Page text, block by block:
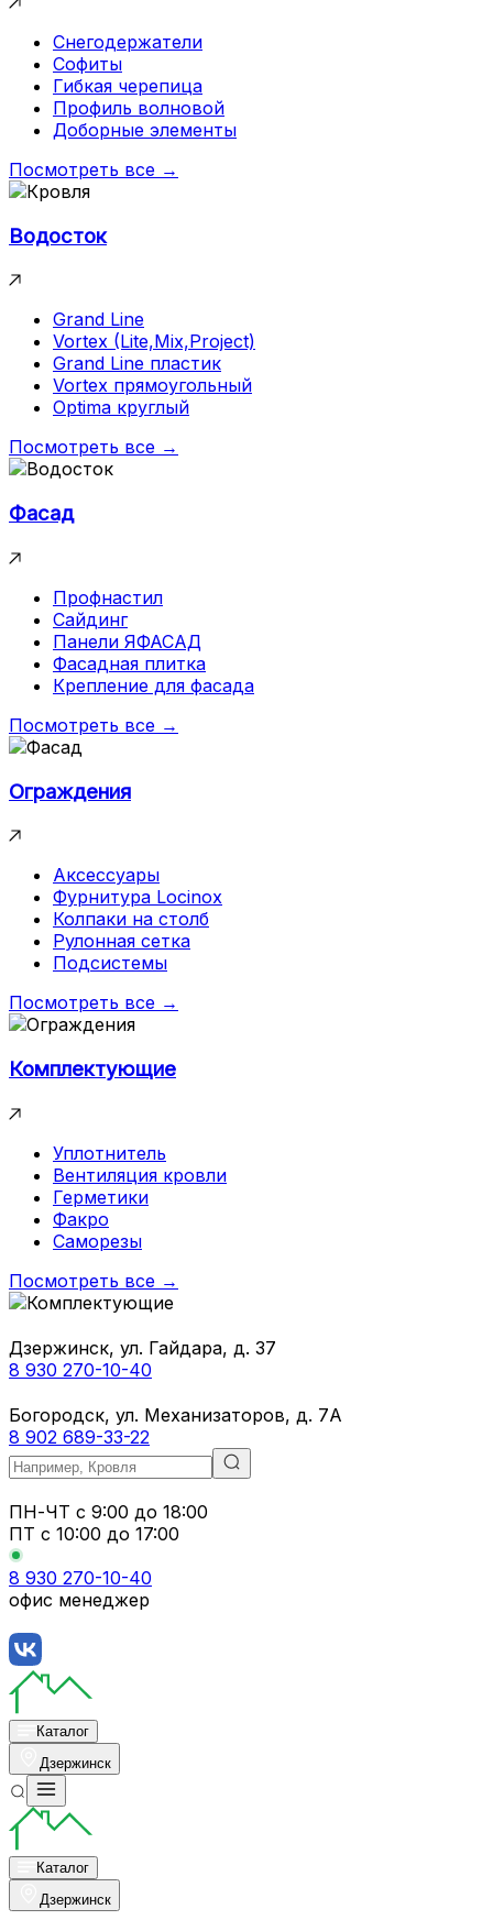
Снегодержатели
Софиты
Гибкая черепица
Профиль волновой
Доборные элементы
Посмотреть все →
Водосток
Grand Line
Vortex (Lite,Mix,Project)
Grand Line пластик
Vortex прямоугольный
Optima круглый
Посмотреть все →
Фасад
Профнастил
Сайдинг
Панели ЯФАСАД
Фасадная плитка
Крепление для фасада
Посмотреть все →
Ограждения
Аксессуары
Фурнитура Locinox
Колпаки на столб
Рулонная сетка
Подсистемы
Посмотреть все →
Комплектующие
Уплотнитель
Вентиляция кровли
Герметики
Факро
Саморезы
Посмотреть все →
Дзержинск, ул. Гайдара, д. 37
8 930 270-10-40
Богородск, ул. Механизаторов, д. 7А
8 902 689-33-22
ПН-ЧТ с 9:00 до 18:00
ПТ с 10:00 до 17:00
8 930 270-10-40
офис менеджер
Каталог
Дзержинск
Каталог
Дзержинск